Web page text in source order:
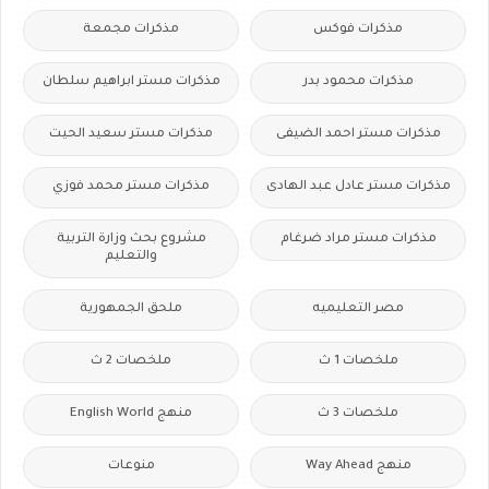
مذكرات فوكس مذكرات مجمعة
مذكرات محمود بدر مذكرات مستر ابراهيم سلطان
مذكرات مستر احمد الضيفى مذكرات مستر سعيد الحيت
مذكرات مستر عادل عبد الهادى مذكرات مستر محمد فوزي
مذكرات مستر مراد ضرغام
مشروع بحث وزارة التربية
والتعليم
مصر التعليميه ملحق الجمهورية
ملخصات 1 ث ملخصات 2 ث
ملخصات 3 ث منهج English World
منهج Way Ahead منوعات